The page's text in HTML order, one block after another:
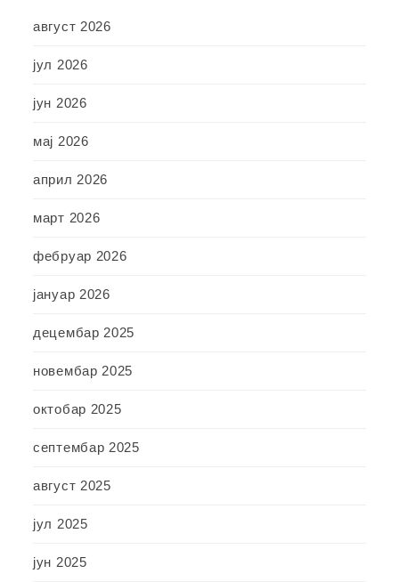
август 2026
јул 2026
јун 2026
мај 2026
април 2026
март 2026
фебруар 2026
јануар 2026
децембар 2025
новембар 2025
октобар 2025
септембар 2025
август 2025
јул 2025
јун 2025